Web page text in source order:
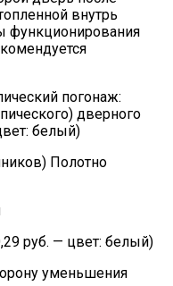
внутрь
функционирования
погонаж:
дверного
белый)
Полотно
руб. — цвет: белый)
уменьшения